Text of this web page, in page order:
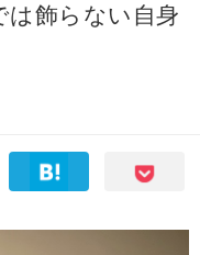
は飾らない自身